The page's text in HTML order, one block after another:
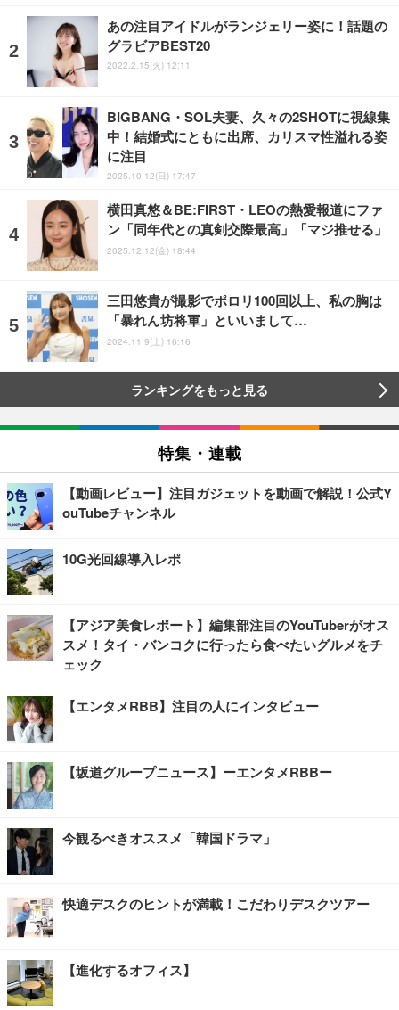
あの注目アイドルがランジェリー姿に！話題の
グラビアBEST20
2022.2.15(火) 12:11
BIGBANG・SOL夫妻、久々の2SHOTに視線集
中！結婚式にともに出席、カリスマ性溢れる姿
に注目
2025.10.12(日) 17:47
横田真悠＆BE:FIRST・LEOの熱愛報道にファ
ン「同年代との真剣交際最高」「マジ推せる」
2025.12.12(金) 18:44
三田悠貴が撮影でポロリ100回以上、私の胸は
「暴れん坊将軍」といいまして…
2024.11.9(土) 16:16
ランキングをもっと見る
特集・連載
【動画レビュー】注目ガジェットを動画で解説！公式Y
ouTubeチャンネル
10G光回線導入レポ
【アジア美食レポート】編集部注目のYouTuberがオス
スメ！タイ・バンコクに行ったら食べたいグルメをチ
ェック
【エンタメRBB】注目の人にインタビュー
【坂道グループニュース】ーエンタメRBBー
今観るべきオススメ「韓国ドラマ」
快適デスクのヒントが満載！こだわりデスクツアー
【進化するオフィス】